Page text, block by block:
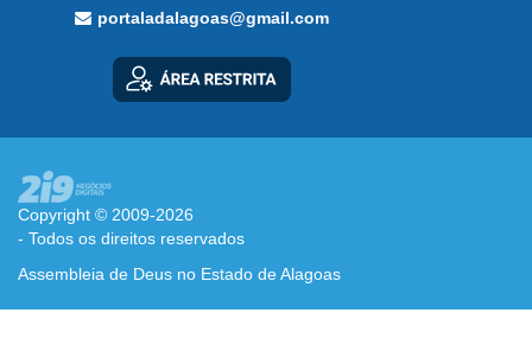
portaladalagoas@gmail.com
Copyright © 2009-2026
- Todos os direitos reservados
Assembleia de Deus no Estado de Alagoas